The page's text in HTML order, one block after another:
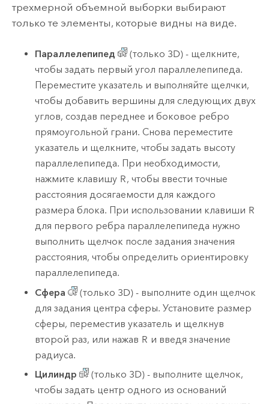
трехмерной объемной выборки выбирают
только те элементы, которые видны на виде.
Параллелепипед
(только 3D) - щелкните,
чтобы задать первый угол параллелепипеда.
Переместите указатель и выполняйте щелчки,
чтобы добавить вершины для следующих двух
углов, создав переднее и боковое ребро
прямоугольной грани. Снова переместите
указатель и щелкните, чтобы задать высоту
параллелепипеда. При необходимости,
нажмите клавишу R, чтобы ввести точные
расстояния досягаемости для каждого
размера блока. При использовании клавиши R
для первого ребра параллелепипеда нужно
выполнить щелчок после задания значения
расстояния, чтобы определить ориентировку
параллелепипеда.
Сфера
(только 3D) - выполните один щелчок
для задания центра сферы. Установите размер
сферы, переместив указатель и щелкнув
второй раз, или нажав R и введя значение
радиуса.
Цилиндр
(только 3D) - выполните щелчок,
чтобы задать центр одного из оснований